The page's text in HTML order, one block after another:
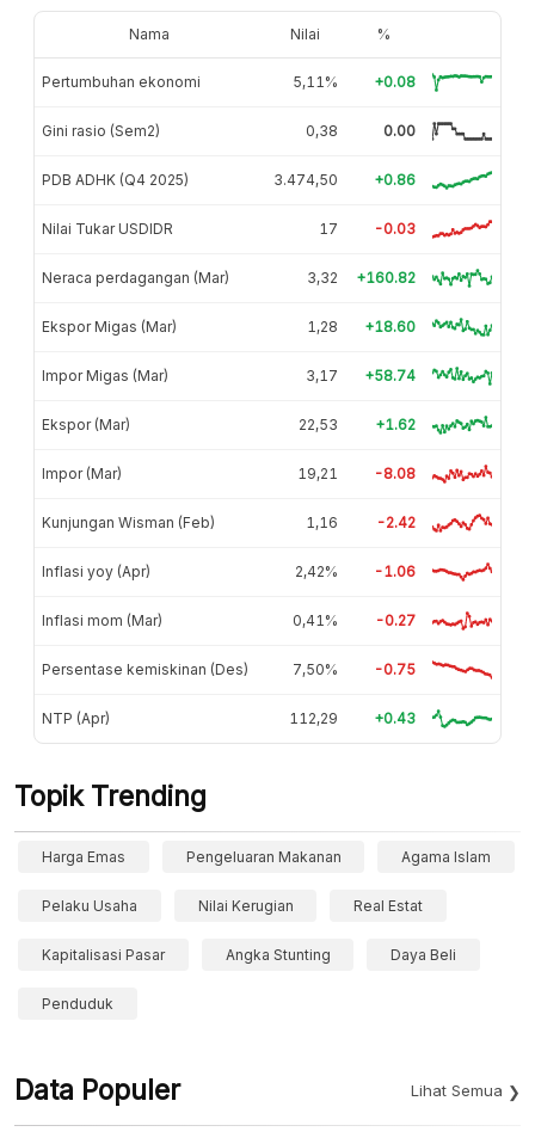
Nama Nilai %
Pertumbuhan ekonomi 5,11% +0.08
Gini rasio (Sem2) 0,38 0.00
PDB ADHK (Q4 2025) 3.474,50 +0.86
Nilai Tukar USDIDR 17 -0.03
Neraca perdagangan (Mar) 3,32 +160.82
Ekspor Migas (Mar) 1,28 +18.60
Impor Migas (Mar) 3,17 +58.74
Ekspor (Mar) 22,53 +1.62
Impor (Mar) 19,21 -8.08
Kunjungan Wisman (Feb) 1,16 -2.42
Inflasi yoy (Apr) 2,42% -1.06
Inflasi mom (Mar) 0,41% -0.27
Persentase kemiskinan (Des) 7,50% -0.75
NTP (Apr) 112,29 +0.43
Topik Trending
Harga Emas Pengeluaran Makanan Agama Islam
Pelaku Usaha Nilai Kerugian Real Estat
Kapitalisasi Pasar Angka Stunting Daya Beli
Penduduk
Data Populer Lihat Semua